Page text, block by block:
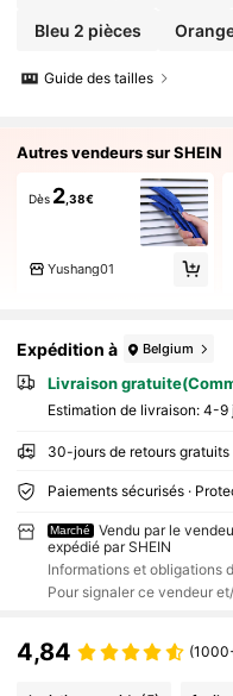
Bleu 2 pièces
Guide des tailles
Autres vendeurs sur SHEIN
Dès 2,38€
Yushang01
Expédition à Belgium
Livraison
Estimation de livraison: 4-9
30-jours de retours gratuits
Paiements sécurisés ·
Marché
Vendu par le
expédié par SHEIN
Informations et obligations
Pour signaler ce vendeur
4,84